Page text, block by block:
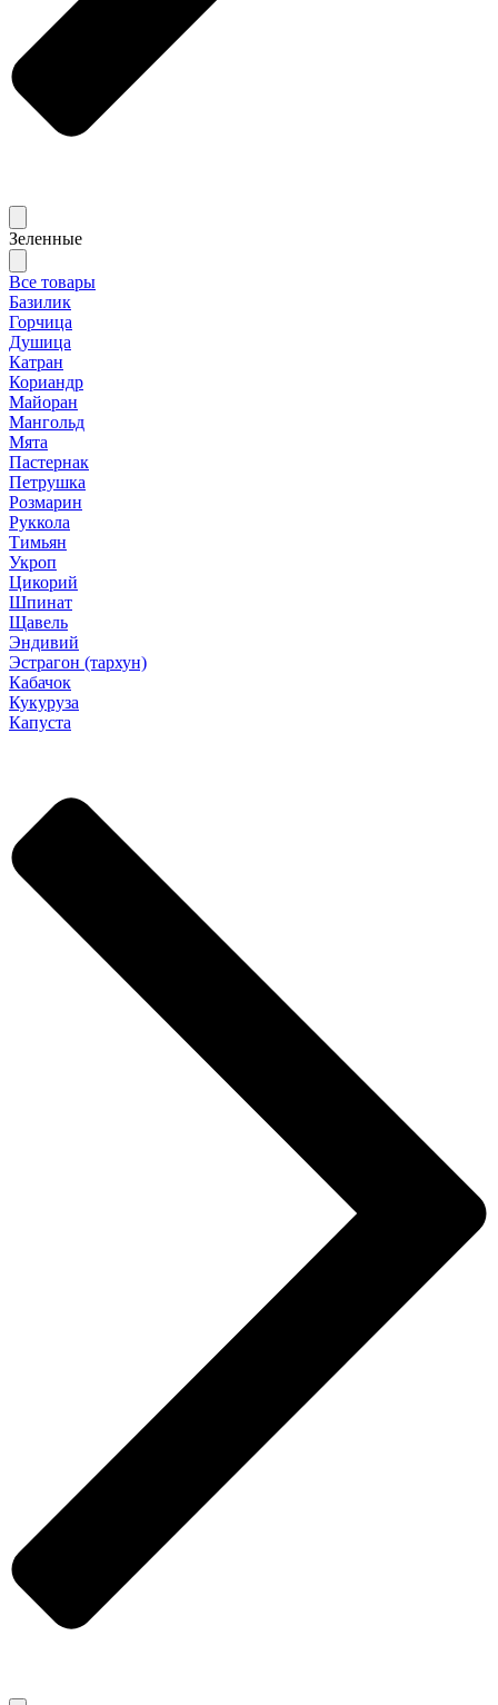
Зеленные
Все товары
Базилик
Горчица
Душица
Катран
Кориандр
Майоран
Мангольд
Мята
Пастернак
Петрушка
Розмарин
Руккола
Тимьян
Укроп
Цикорий
Шпинат
Щавель
Эндивий
Эстрагон (тархун)
Кабачок
Кукуруза
Капуста